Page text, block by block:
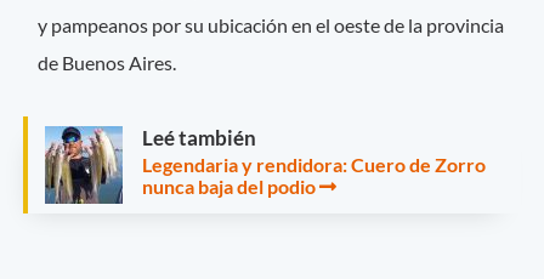
y pampeanos por su ubicación en el oeste de la provincia
de Buenos Aires.
Leé también
Legendaria y rendidora: Cuero de Zorro
nunca baja del podio